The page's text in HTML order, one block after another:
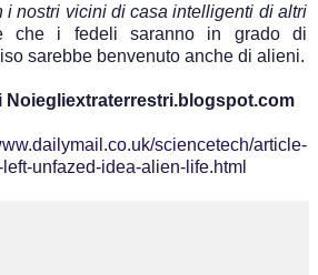
i nostri vicini di casa intelligenti di altri
che i fedeli saranno in grado di
sarebbe benvenuto anche di alieni.
Noiegliextraterrestri.blogspot.com
sciencetech/article-
unfazed-idea-alien-life.html